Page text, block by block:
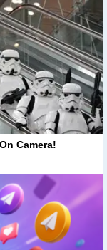
Camera!